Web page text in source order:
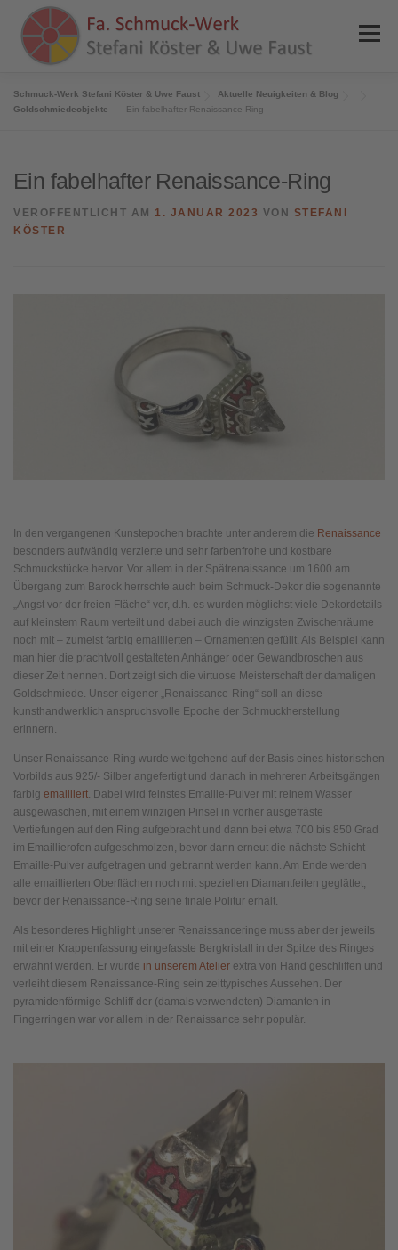
Inhalt
springen
Menü
HOME NEWS ANGEBOTE
PRESSE SHOP KONTAKT INFOS
Schmuck-Werk Stefani Köster & Uwe Faust
Aktuelle Neuigkeiten & Blog
Goldschmiedeobjekte
Ein fabelhafter Renaissance-Ring
Ein fabelhafter Renaissance-Ring
VERÖFFENTLICHT AM 1. JANUAR 2023 VON STEFANI
KÖSTER
In den vergangenen Kunstepochen brachte unter anderem die Renaissance
besonders aufwändig verzierte und sehr farbenfrohe und kostbare
Schmuckstücke hervor. Vor allem in der Spätrenaissance um 1600 am
Übergang zum Barock herrschte auch beim Schmuck-Dekor die sogenannte
„Angst vor der freien Fläche“ vor, d.h. es wurden möglichst viele Dekordetails
auf kleinstem Raum verteilt und dabei auch die winzigsten Zwischenräume
noch mit – zumeist farbig emaillierten – Ornamenten gefüllt. Als Beispiel kann
man hier die prachtvoll gestalteten Anhänger oder Gewandbroschen aus
dieser Zeit nennen. Dort zeigt sich die virtuose Meisterschaft der damaligen
Goldschmiede. Unser eigener „Renaissance-Ring“ soll an diese
kunsthandwerklich anspruchsvolle Epoche der Schmuckherstellung
erinnern.
Unser Renaissance-Ring wurde weitgehend auf der Basis eines historischen
Vorbilds aus 925/- Silber angefertigt und danach in mehreren Arbeitsgängen
farbig emailliert. Dabei wird feinstes Emaille-Pulver mit reinem Wasser
ausgewaschen, mit einem winzigen Pinsel in vorher ausgefräste
Vertiefungen auf den Ring aufgebracht und dann bei etwa 700 bis 850 Grad
im Emaillierofen aufgeschmolzen, bevor dann erneut die nächste Schicht
Emaille-Pulver aufgetragen und gebrannt werden kann. Am Ende werden
alle emaillierten Oberflächen noch mit speziellen Diamantfeilen geglättet,
bevor der Renaissance-Ring seine finale Politur erhält.
Als besonderes Highlight unserer Renaissanceringe muss aber der jeweils
mit einer Krappenfassung eingefasste Bergkristall in der Spitze des Ringes
erwähnt werden. Er wurde in unserem Atelier extra von Hand geschliffen und
verleiht diesem Renaissance-Ring sein zeittypisches Aussehen. Der
pyramidenförmige Schliff der (damals verwendeten) Diamanten in
Fingerringen war vor allem in der Renaissance sehr populär.